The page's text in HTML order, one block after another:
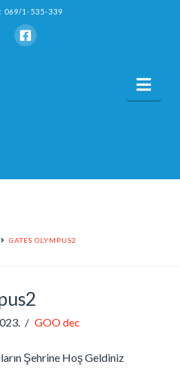
069/1-535-339
GATES OLYMPUS2
GOO dec
Şehrine Hoş Geldiniz